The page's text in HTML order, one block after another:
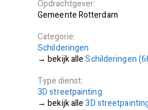
Opdrachtgever
Gemeente Rotterdam
Categorie
Schilderingen
Schilderingen
Type dienst
3D streetpainting
3D